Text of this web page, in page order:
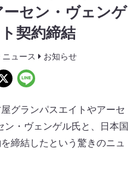
セン・ヴェンゲ
契約締結
ニュース お知らせ
グランパスエイトやアーセ
・ヴェンゲル氏と、日本国
締結したという驚きのニュ